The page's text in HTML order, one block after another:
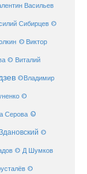
Васильев
Сибирцев ©
© Виктор
© Виталий
©Владимир
©
Серова ©
©
© Д Шумков
©